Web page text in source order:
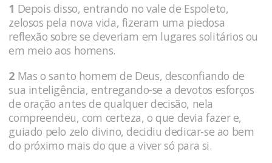
1 Depois disso, entrando no vale de Espoleto,
zelosos pela nova vida, fizeram uma piedosa
reflexão sobre se deveriam em lugares solitários ou
em meio aos ho­mens.
2 Mas o santo homem de Deus, desconfiando de
sua in­teligência, entregando-se a devotos esforços
de oração antes de qualquer decisão, nela
compreendeu, com certeza, o que devia fazer e,
guiado pelo zelo divino, decidiu dedicar-se ao bem
do próximo mais do que a viver só para si.